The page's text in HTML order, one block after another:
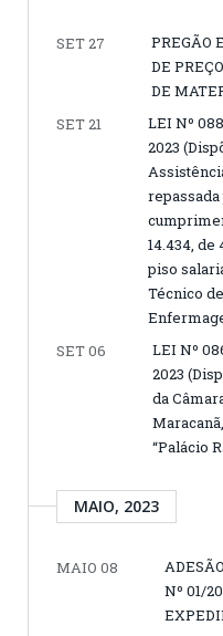
SET 27
PREGÃO
DE
DE
SET 21
LEI Nº
2023
14.434, de
piso
Técnico
SET 06
LEI Nº
2023
da
“Palácio
MAIO, 2023
MAIO 08
Nº 01/